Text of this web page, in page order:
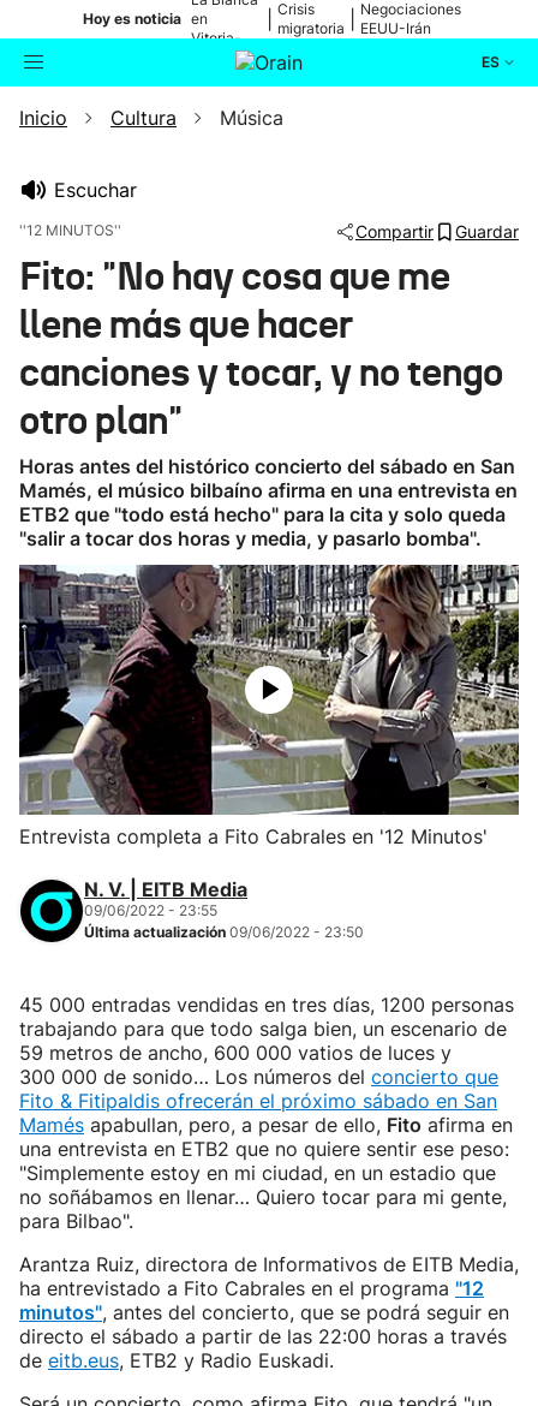
Hoy es noticia en
Vitoria-
Gasteiz
Crisis
migratoria
Negociaciones
EEUU-Irán
ES
Buscador Actualidad
Ikusmiran
Eguraldia
Inicio Cultura Música
Escuchar
''12 MINUTOS'' Compartir Guardar
Fito: "No hay cosa que me
llene más que hacer
canciones y tocar, y no tengo
otro plan"
Horas antes del histórico concierto del sábado en San
Mamés, el músico bilbaíno afirma en una entrevista en
ETB2 que "todo está hecho" para la cita y solo queda
"salir a tocar dos horas y media, y pasarlo bomba".
Entrevista completa a Fito Cabrales en '12 Minutos'
N. V. | EITB Media
09/06/2022 - 23:55
Última actualización 09/06/2022 - 23:50
45 000 entradas vendidas en tres días, 1200 personas
trabajando para que todo salga bien, un escenario de
59 metros de ancho, 600 000 vatios de luces y
300 000 de sonido… Los números del concierto que
Fito & Fitipaldis ofrecerán el próximo sábado en San
Mamés apabullan, pero, a pesar de ello, Fito afirma en
una entrevista en ETB2 que no quiere sentir ese peso:
"Simplemente estoy en mi ciudad, en un estadio que
no soñábamos en llenar… Quiero tocar para mi gente,
para Bilbao".
Arantza Ruiz, directora de Informativos de EITB Media,
ha entrevistado a Fito Cabrales en el programa "12
minutos", antes del concierto, que se podrá seguir en
directo el sábado a partir de las 22:00 horas a través
de eitb.eus, ETB2 y Radio Euskadi.